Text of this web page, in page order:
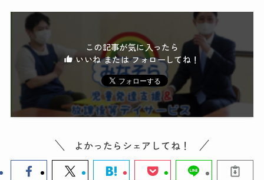
この記事が気に入ったら
いいね または フォローしてね！
よかったらシェアしてね！